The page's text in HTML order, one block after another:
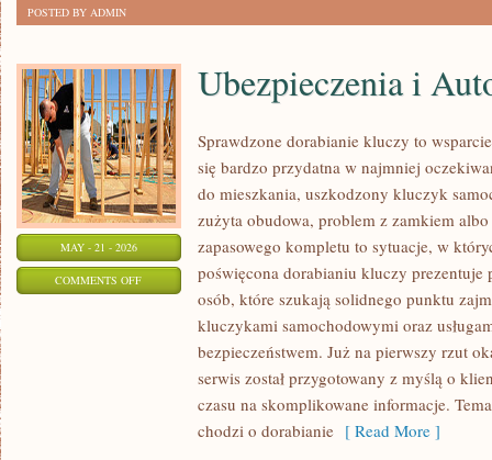
POSTED BY ADMIN
MAY - 21 - 2026
COMMENTS OFFON
UBEZPIECZENIA
AUTOCASCO
Ubezpieczenia i
Sprawdzone dorabianie kluczy to
się bardzo przydatna w najmniej
do mieszkania, uszkodzony kluczyk
zużyta obudowa, problem z zamkiem
zapasowego kompletu to sytuacje, w
poświęcona dorabianiu kluczy prezentuje
osób, które szukają solidnego punktu
kluczykami samochodowymi oraz
bezpieczeństwem. Już na pierwszy rzut
serwis został przygotowany z myślą o
czasu na skomplikowane informacje.
chodzi o dorabianie [ Read More ]